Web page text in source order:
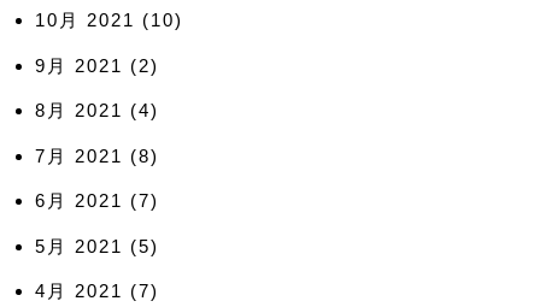
10月 2021 (10)
9月 2021 (2)
8月 2021 (4)
7月 2021 (8)
6月 2021 (7)
5月 2021 (5)
4月 2021 (7)